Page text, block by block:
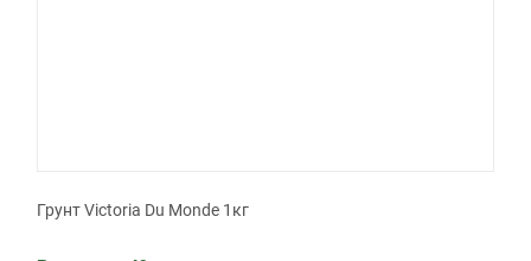
Грунт Victoria Du Monde 1кг